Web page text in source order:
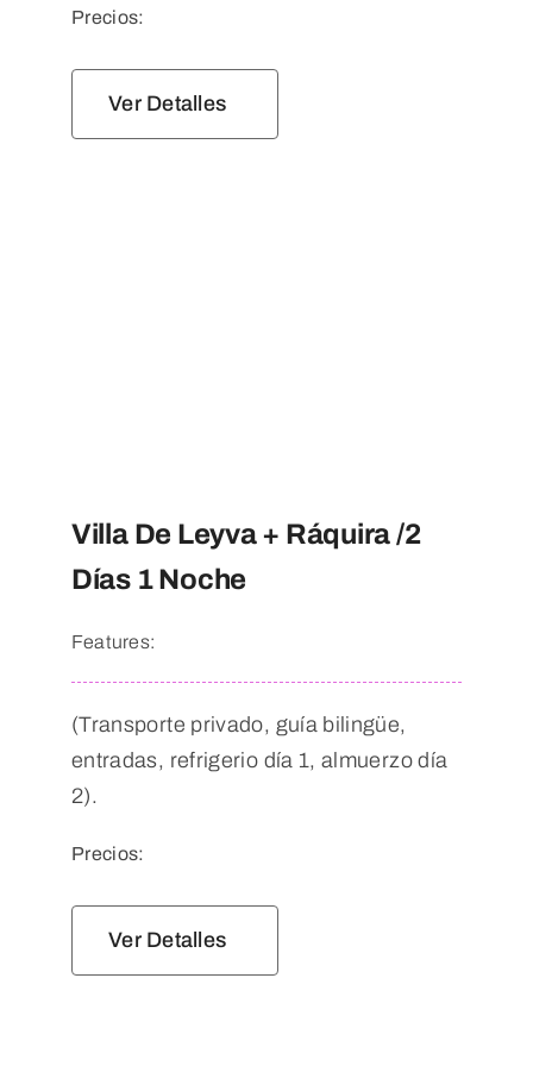
Precios:
Ver Detalles
Villa De Leyva + Ráquira /2
Días 1 Noche
Features:
(Transporte privado, guía bilingüe,
entradas, refrigerio día 1, almuerzo día
2).
Precios:
Ver Detalles